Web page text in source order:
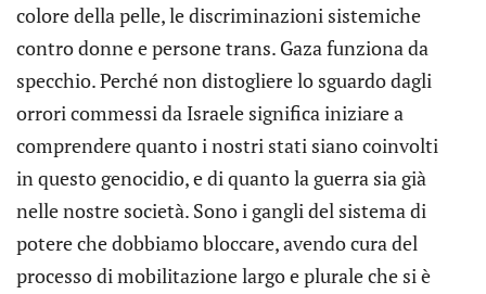
colore della pelle, le discriminazioni sistemiche
contro donne e persone trans. Gaza funziona da
specchio. Perché non distogliere lo sguardo dagli
orrori commessi da Israele significa iniziare a
comprendere quanto i nostri stati siano coinvolti
in questo genocidio, e di quanto la guerra sia già
nelle nostre società. Sono i gangli del sistema di
potere che dobbiamo bloccare, avendo cura del
processo di mobilitazione largo e plurale che si è